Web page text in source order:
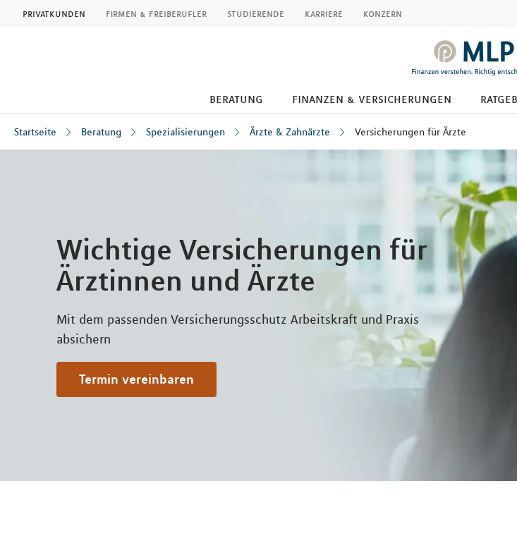
privatkunden firmen & freiberufler studierende karriere konzern
beratung finanzen & versicherungen
Startseite Beratung Spezialisierungen Ärzte & Zahnärzte Versicherungen für Ärzte
Wichtige Versicherungen für
Ärztinnen und Ärzte
Mit dem passenden Versicherungsschutz Arbeitskraft und Praxis
absichern
Termin vereinbaren